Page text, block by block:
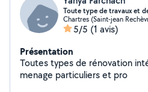
Toute type de travaux et
Chartres (Saint-jean
5/5 (1 avis)
Présentation
Toutes types de rénovation
menage particuliers et pro